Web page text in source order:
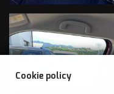
Cookie policy